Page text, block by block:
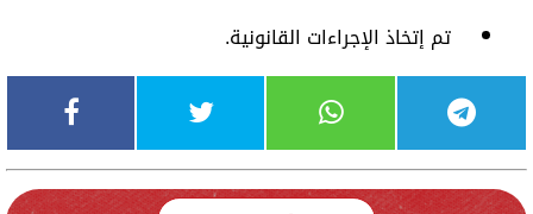
تم إتخاذ الإجراءات القانونية.